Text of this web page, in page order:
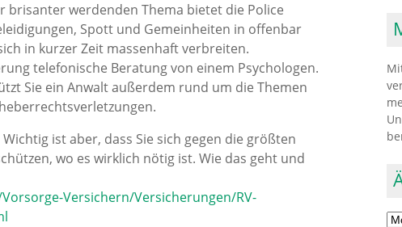
brisanter werdenden Thema bietet die Police
Spott und Gemeinheiten in offenbar
in kurzer Zeit massenhaft verbreiten.
telefonische Beratung von einem Psychologen.
Sie ein Anwalt außerdem rund um die Themen
ist aber, dass Sie sich gegen die größten
wo es wirklich nötig ist. Wie das geht und
Versichern/Versicherungen/RV-